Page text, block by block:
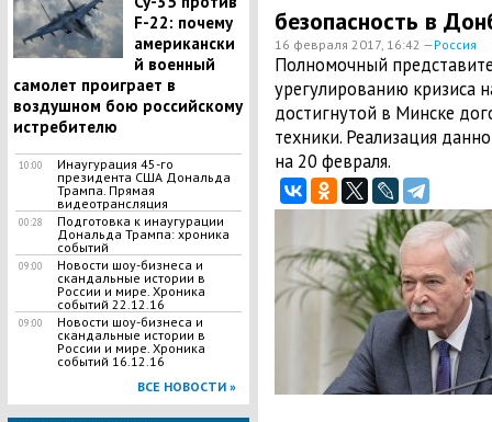
F-22: почему
американски
й военный
самолет проиграет в
воздушном бою российскому
истребителю
10:00
Инаугурация 45-го
президента США Дональда
Трампа. Прямая
видеотрансляция
00:28
Подготовка к инаугурации
Дональда Трампа: хроника
событий
09:00
Новости шоу-бизнеса и
скандальные истории в
России и мире. Хроника
событий 22.12.16
09:00
Новости шоу-бизнеса и
скандальные истории в
России и мире. Хроника
событий 16.12.16
ВСЕ НОВОСТИ »
безопасность в
16 февраля 2017, 16:42 —Россия
Полномочный
урегулированию кризиса
достигнутой в Минске
техники. Реализация
на 20 февраля.